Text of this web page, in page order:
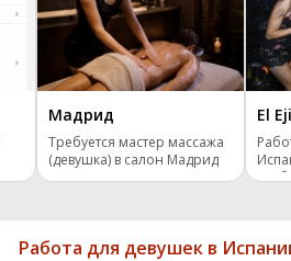
Мадрид
Требуется мастер массажа
(девушка) в салон Мадрид
El
Клуб
Работа для девушек в